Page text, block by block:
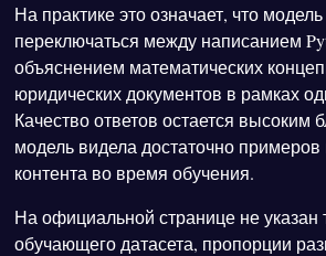
На практике это означает, что
переключаться между написанием
объяснением математических
юридических документов в рамках
Качество ответов остается высоким
модель видела достаточно примеров
контента во время обучения.
На официальной странице не указан
обучающего датасета, пропорции